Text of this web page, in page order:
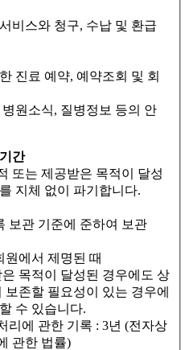
비스와 청구, 수납 및 환급
진료 예약, 예약조회 및 회
원소식, 질병정보 등의 안
간
또는 제공받은 목적이 달성
지체 없이 파기합니다.
보관 기준에 준하여 보관
원에서 제명된 때
목적이 달성된 경우에도 상
존할 필요성이 있는 경우에
수 있습니다.
리에 관한 기록 : 3년 (전자상
관한 법률)